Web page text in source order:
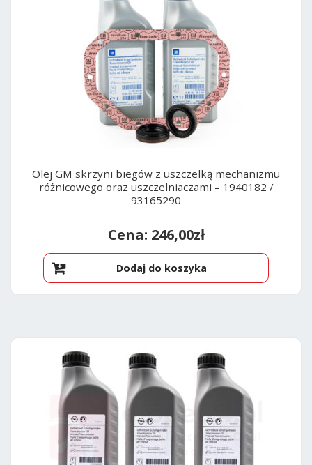
Olej GM skrzyni biegów z uszczelką mechanizmu
różnicowego oraz uszczelniaczami – 1940182 /
93165290
246,00zł
Dodaj do koszyka